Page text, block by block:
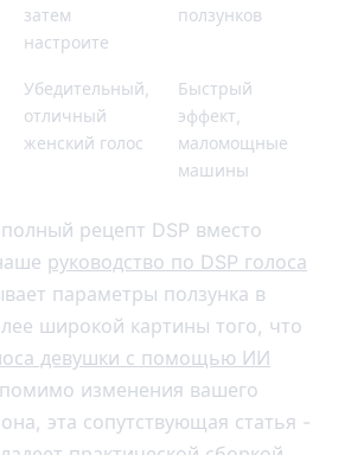
затем
настроите
ползунков
Убедительный,
отличный
женский голос
Быстрый
эффект,
маломощные
машины
рецепт DSP вместо
руководство по DSP голоса
параметры ползунка в
широкой картины того, что
девушки с помощью ИИ
изменения вашего
эта сопутствующая статья -